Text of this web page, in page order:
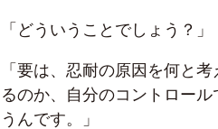
「どういうことでしょう？」
「要は、忍耐の原因を何と
るのか、自分のコントロー
うんです。」